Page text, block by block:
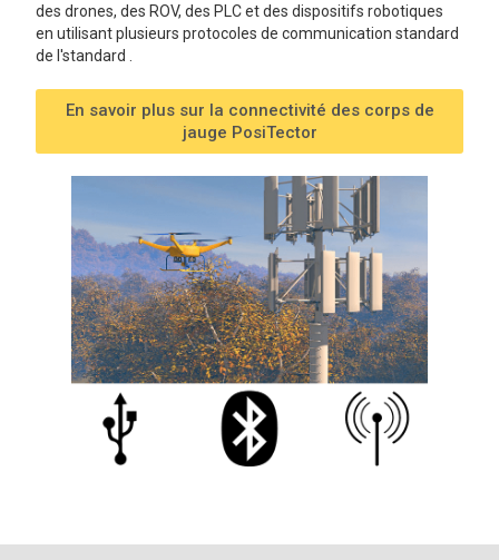
des drones, des ROV, des PLC et des dispositifs robotiques
en utilisant plusieurs protocoles de communication standard
de l'standard .
En savoir plus sur la connectivité des corps de
jauge PosiTector